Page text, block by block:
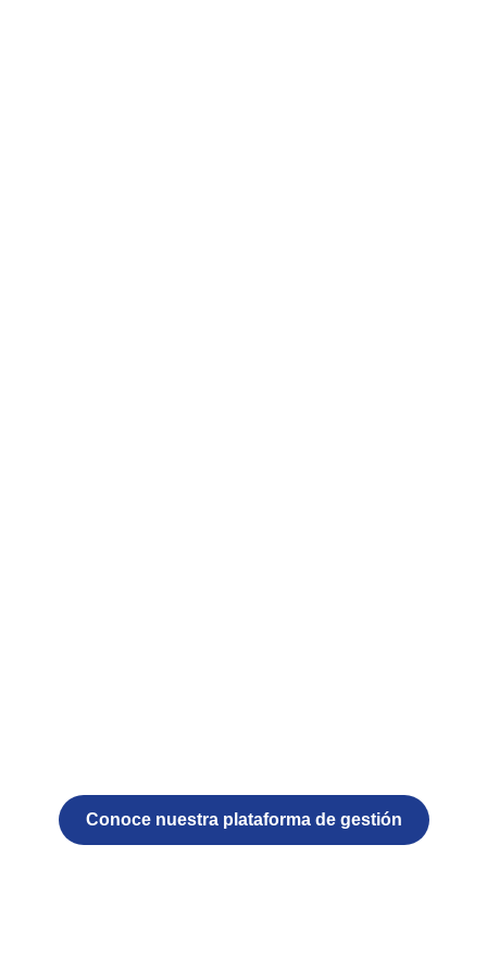
Conoce nuestra plataforma de gestión